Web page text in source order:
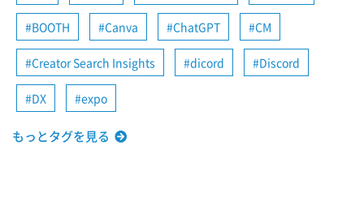
BOOTH Canva ChatGPT CM
Creator Search Insights dicord Discord
DX expo
もっとタグを見る